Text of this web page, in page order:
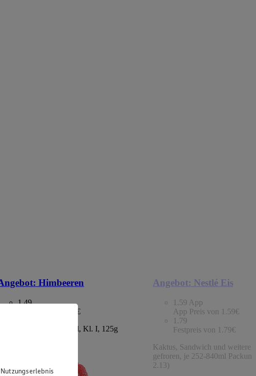
Himbeeren
1.49
Festpreis von 1.49€
aus Deutschland/Portugal, Kl. I, 125g
Angebot: Nestlé Eis
1.59 App
App Preis von 1.59€
1.79
Festpreis von 1.79€
Kaktus, Sandwich und weitere
gefroren, je 252-840ml
2.13)